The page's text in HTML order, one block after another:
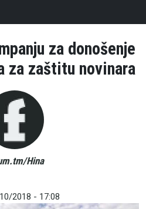
za donošenje
za zaštitu novinara
Hina
2018 - 17:08